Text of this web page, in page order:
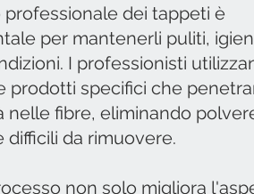
professionale dei tappeti è
per mantenerli puliti,
I professionisti
prodotti specifici che
nelle fibre, eliminando
difficili da rimuovere.
non solo migliora